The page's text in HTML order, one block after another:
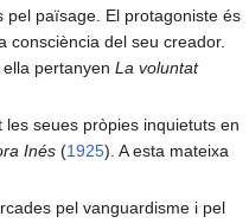
pel païsage. El protagoniste és
consciència del seu creador.
ella pertanyenLa voluntat
seues pròpies inquietuts en
Inés (1925). A esta mateixa
pel vanguardisme i pel